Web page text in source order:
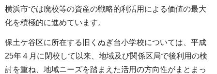
横浜市では廃校等の資産の戦略的利活用による価値の最大
化を積極的に進めています。
保土ケ谷区に所在する旧くぬぎ台小学校については、平成
25年４月に閉校して以来、地域及び関係区局で後利用の検
討を重ね、地域ニーズを踏まえた活用の方向性がまとまっ